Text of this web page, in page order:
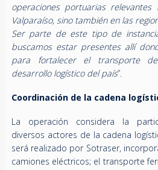
operaciones portuarias
Valparaíso, sino también en las
Ser parte de este tipo de
buscamos estar presentes allí
para fortalecer el transporte
desarrollo logístico del país”.
Coordinación de la cadena
La operación considera la
diversos actores de la cadena
será realizado por Sotraser,
camiones eléctricos; el transporte